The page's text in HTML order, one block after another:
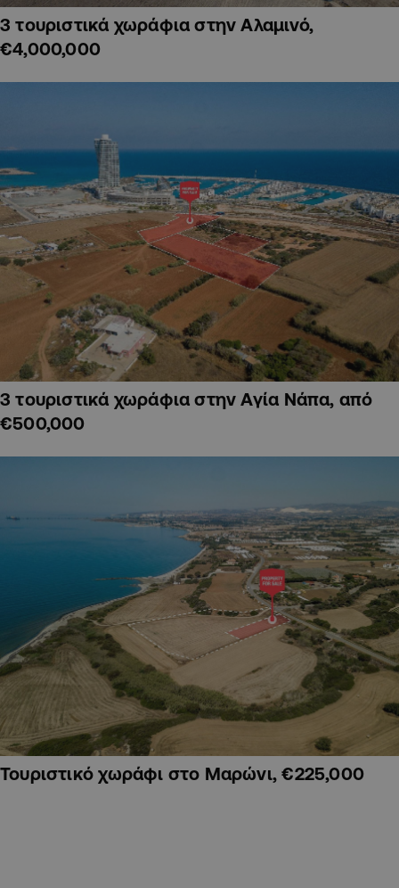
3 τουριστικά χωράφια στην Αλαμινό,
€4,000,000
3 τουριστικά χωράφια στην Αγία Νάπα, από
€500,000
Τουριστικό χωράφι στο Μαρώνι, €225,000